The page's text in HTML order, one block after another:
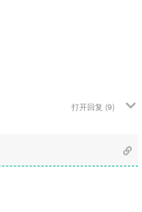
打开回复 (9)